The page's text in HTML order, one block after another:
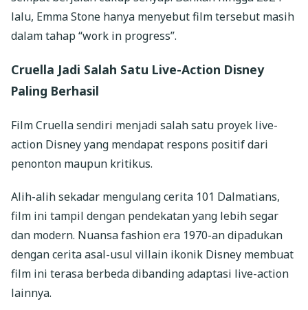
lalu, Emma Stone hanya menyebut film tersebut masih
dalam tahap “work in progress”.
Cruella Jadi Salah Satu Live-Action Disney
Paling Berhasil
Film Cruella sendiri menjadi salah satu proyek live-
action Disney yang mendapat respons positif dari
penonton maupun kritikus.
Alih-alih sekadar mengulang cerita 101 Dalmatians,
film ini tampil dengan pendekatan yang lebih segar
dan modern. Nuansa fashion era 1970-an dipadukan
dengan cerita asal-usul villain ikonik Disney membuat
film ini terasa berbeda dibanding adaptasi live-action
lainnya.